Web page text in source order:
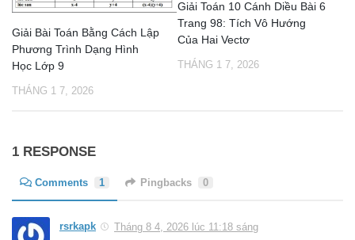
Giải Bài Toán Bằng Cách Lập
Phương Trình Dạng Hình
Học Lớp 9
THÁNG 1 7, 2026
Giải Toán 10 Cánh Diều Bài 6
Trang 98: Tích Vô Hướng
Của Hai Vectơ
THÁNG 1 7, 2026
1 RESPONSE
Comments 1 Pingbacks 0
rsrkapk
Tháng 8 4, 2026 lúc 11:18 sáng